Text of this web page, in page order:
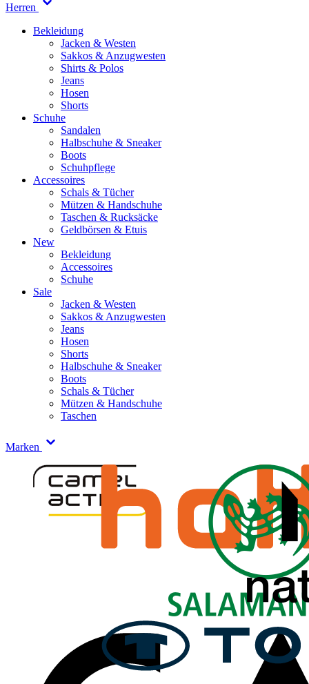
Herren
Bekleidung
Jacken & Westen
Sakkos & Anzugwesten
Shirts & Polos
Jeans
Hosen
Shorts
Schuhe
Sandalen
Halbschuhe & Sneaker
Boots
Schuhpflege
Accessoires
Schals & Tücher
Mützen & Handschuhe
Taschen & Rucksäcke
Geldbörsen & Etuis
New
Bekleidung
Accessoires
Schuhe
Sale
Jacken & Westen
Sakkos & Anzugwesten
Jeans
Hosen
Shorts
Halbschuhe & Sneaker
Boots
Schals & Tücher
Mützen & Handschuhe
Taschen
Marken